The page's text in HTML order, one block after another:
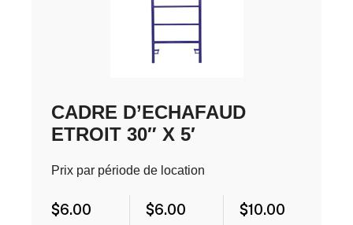
CADRE D’ECHAFAUD
ETROIT 30″ X 5′
Prix par période de location
$6.00 $6.00 $10.00